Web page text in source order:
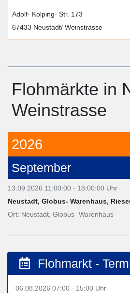
Adolf- Kolping- Str. 173
67433 Neustadt/ Weinstrasse
Flohmärkte in
Weinstrasse
2026
September
13.09.2026 11:00:00 - 18:00:00 Uhr
Neustadt, Globus- Warenhaus,
Ort: Neustadt, Globus- Warenhaus
Flohmarkt -
06.08.2026 07:00 - 15:00 Uhr